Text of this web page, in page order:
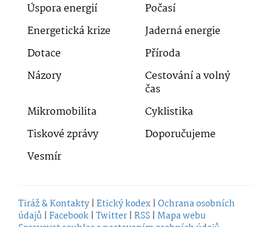
Úspora energií
Počasí
Energetická krize
Jaderná energie
Dotace
Příroda
Názory
Cestování a volný
čas
Mikromobilita
Cyklistika
Tiskové zprávy
Doporučujeme
Vesmír
Tiráž & Kontakty | Etický kodex | Ochrana osobních
údajů | Facebook | Twitter | RSS | Mapa webu